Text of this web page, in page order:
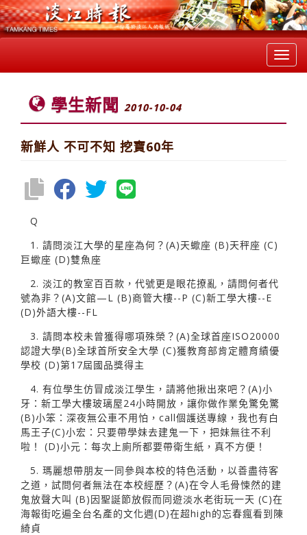
學生新聞 2010-10-04
新鮮人 不可不知 挖寶60年
Q
1. 請問淡江大學的星座為何？(A)天蠍座 (B)天秤座 (C)
巨蠍座 (D)雙魚座
2. 淡江的教室百百款，代號更是眼花撩亂，請問何者代
號為非？(A)文館—L (B)商管大樓--P (C)新工學大樓--E
(D)外語大樓--FL
3. 請問本校未曾獲得哪項殊榮？(A)全球首座ISO20000
認證大學(B)全球首所安全大學 (C)獲教育部肯定體育績優
學校 (D)第17屆國品獎得主
4. 有位學生仿冒成淡江學生，請將他揪出來吧？(A)小
牙：新工學大樓玻璃屋24小時開放，讓你做作業免驚免驚
(B)小笨：深夜無公車不用怕，call個護送專線，我也有白
馬王子(C)小宏：只要帶學妹去建鬼一下，把妹無往不利
啦！ (D)小元：每次上廁所都要帶衛生紙，真不方便！
5. 瑪麗想帶朋友一同參與本校的特色活動，以善盡待客
之道，試問何者無法在本校經歷？(A)在令人毛骨悚然的建
鬼放聲大叫 (B)因聖誕節放假而同遊淡水老街玩一天 (C)在
海報街吃遍全台名產的文化週(D)在超high的忘春瘋看到陳
綺貞